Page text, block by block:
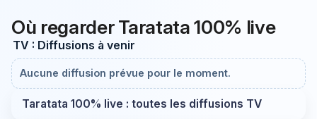
Où regarder Taratata 100% live
TV : Diffusions à venir
Aucune diffusion prévue pour le moment.
Taratata 100% live : toutes les diffusions TV